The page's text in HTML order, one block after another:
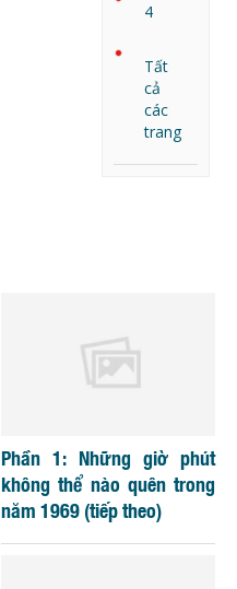
4
Tất
cả
các
trang
Phần 1: Những giờ phút
không thể nào quên trong
năm 1969 (tiếp theo)